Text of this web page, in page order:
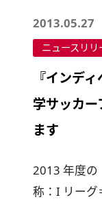
2013.05.27
ニュースリリ
『インデ
学サッカ
ます
2013 年度の
称：I リーグ